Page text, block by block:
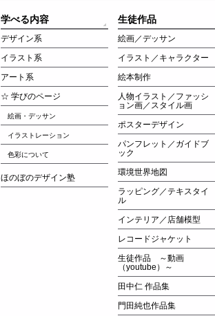
学べる内容
デザイン系
イラスト系
アート系
☆ 学びのページ
絵画・デッサン
イラストレーション
色彩について
ほのぼのデザイン塾
生徒作品
絵画／デッサン
イラスト／キャラクター
絵本制作
人物イラスト／ファッシ
ョン画／スタイル画
ポスターデザイン
パンフレット／ガイドブ
ック
環境世界地図
ラッピング／テキスタイ
ル
インテリア／店舗模型
レコードジャケット
生徒作品 ～動画
（youtube）～
田中仁 作品集
門田純也作品集